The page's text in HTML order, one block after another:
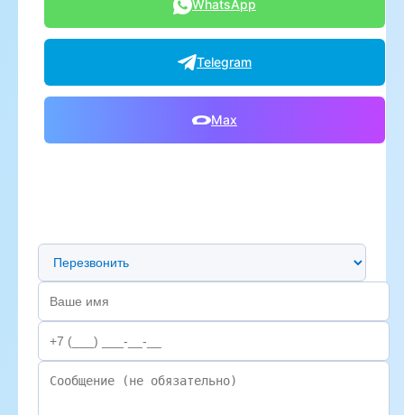
WhatsApp
Telegram
Max
Предпочтительный способ связи